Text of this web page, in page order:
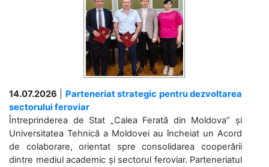
14.07.2026
Parteneriat strategic pentru dezvoltarea
sectorului feroviar
Întreprinderea de Stat „Calea Ferată din Moldova” și
Universitatea Tehnică a Moldovei au încheiat un Acord
de colaborare, orientat spre consolidarea cooperării
dintre mediul academic și sectorul feroviar. Parteneriatul